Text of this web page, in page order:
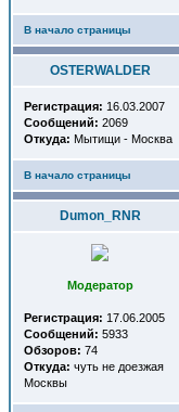
В начало страницы
OSTERWALDER
Регистрация: 16.03.2007
Сообщений: 2069
Откуда: Мытищи - Москва
В начало страницы
Dumon_RNR
Модератор
Регистрация: 17.06.2005
Сообщений: 5933
Обзоров: 74
Откуда: чуть не доезжая
Москвы